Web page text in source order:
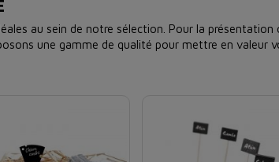
au sein de notre sélection. Pour la
une gamme de qualité pour mettre en valeur